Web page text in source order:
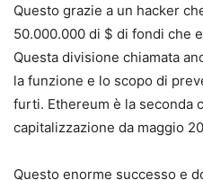
Questo grazie a un hacker
50.000.000 di $ di fondi che
Questa divisione chiamata
la funzione e lo scopo di
furti. Ethereum è la seconda
capitalizzazione da maggio
Questo enorme successo e